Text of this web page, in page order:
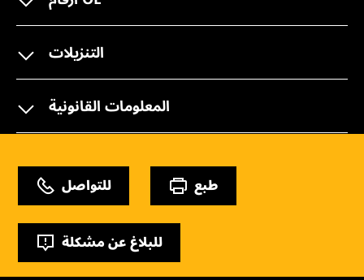
التنزيلات
المعلومات القانونية
للتواصل طبع
للبلاغ عن مشكلة